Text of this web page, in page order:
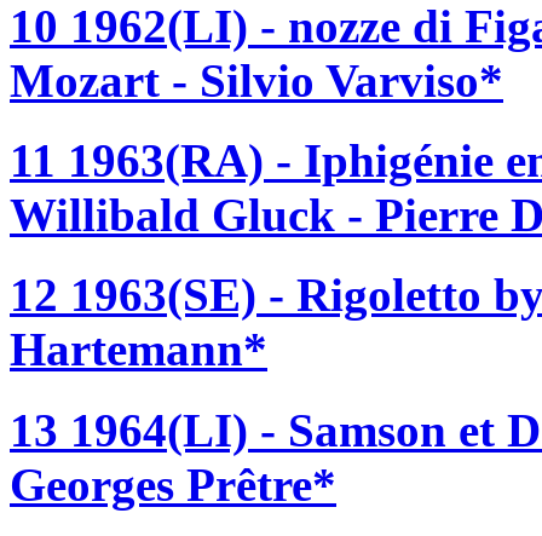
10 1962(LI) - nozze di
Mozart - Silvio Varviso*
11 1963(RA) - Iphigénie
Willibald Gluck - Pierre
12 1963(SE) - Rigoletto
Hartemann*
13 1964(LI) - Samson et
Georges Prêtre*